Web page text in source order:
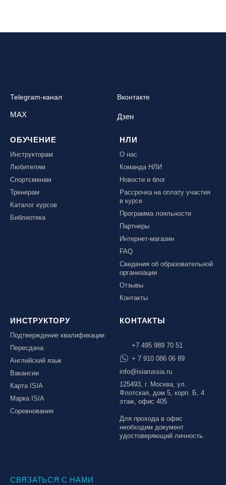
Telegram-канал Вконтакте
MAX Дзен
ОБУЧЕНИЕ
Инструкторам
Любителям
Спортсменам
Тренерам
Каталог курсов
Библиотека
НЛИ
О нас
Команда НЛИ
Новости и блог
Рассрочка на оплату участия
в курсе
Программа лояльности
Партнеры
Интернет-магазин
FAQ
Сведения об образовательной
организации
Отзывы
Контакты
ИНСТРУКТОРУ
Подтверждение квалификации
Пересдача
Английский язык
Вакансии
Карта ISIA
Марка ISIA
Соревнования
КОНТАКТЫ
+7 495 989 70 51
+ 7 910 086 06 89
info@isiarussia.ru
125493, г. Москва, ул.
Флотская, дом 5, корп. Б, 4
этаж, офис 405
Для прохода в офис
необходим документ
удостоверяющий личность.
СВЯЗАТЬСЯ С НАМИ